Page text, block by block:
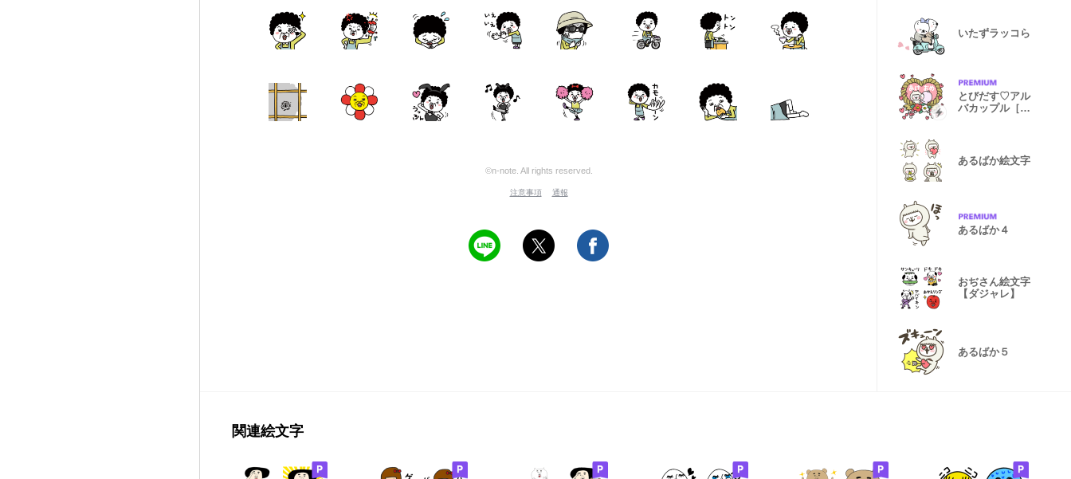
©n-note. All rights reserved.
注意事項 通報
いたずラッコら
とびだす♡アル
バカップル［再
あるばか絵文字
あるばか４
おぢさん絵文字
【ダジャレ】
あるばか５
関連絵文字